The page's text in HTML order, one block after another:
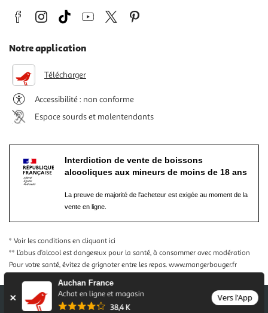
Auchan France
Achat en ligne et magasin
38,4 K
Vers l'App
Notre application
Télécharger
Accessibilité : non conforme
Espace sourds et malentendants
Interdiction de vente de boissons
alcooliques aux mineurs de moins de 18 ans
La preuve de majorité de l'acheteur est exigée au moment de la
vente en ligne.
* Voir les conditions en cliquant ici
** L’abus d’alcool est dangereux pour la santé, à consommer avec modération
Pour votre santé, évitez de grignoter entre les repas. www.mangerbouger.fr